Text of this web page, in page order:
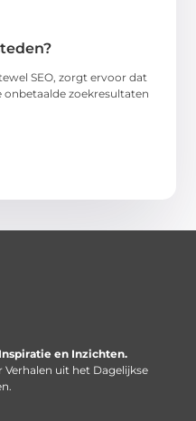
SEO, zorgt ervoor dat
zoekresultaten
en Inzichten.
uit het Dagelijkse